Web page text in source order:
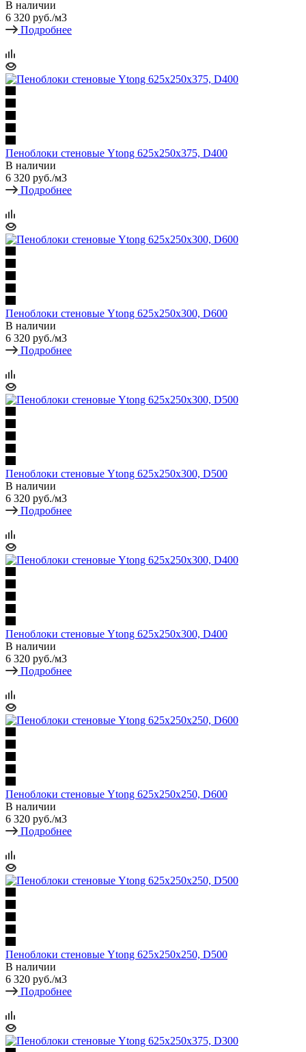
В наличии
6 320 руб./м3
Подробнее
Пеноблоки стеновые Ytong 625х250х375, D400
В наличии
6 320 руб./м3
Подробнее
Пеноблоки стеновые Ytong 625х250х300, D600
В наличии
6 320 руб./м3
Подробнее
Пеноблоки стеновые Ytong 625х250х300, D500
В наличии
6 320 руб./м3
Подробнее
Пеноблоки стеновые Ytong 625х250х300, D400
В наличии
6 320 руб./м3
Подробнее
Пеноблоки стеновые Ytong 625х250х250, D600
В наличии
6 320 руб./м3
Подробнее
Пеноблоки стеновые Ytong 625х250х250, D500
В наличии
6 320 руб./м3
Подробнее